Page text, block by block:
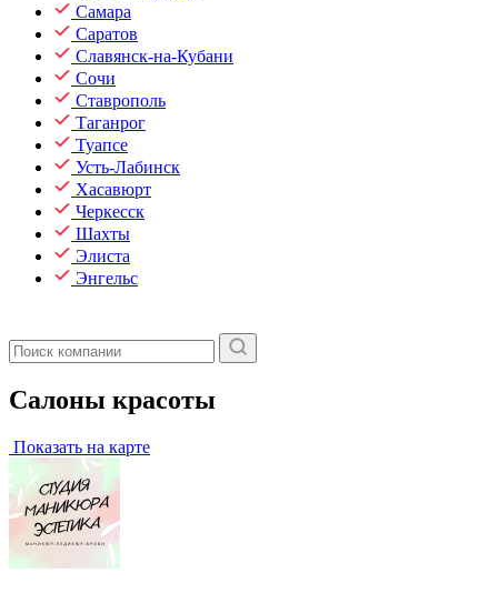
Самара
Саратов
Славянск-на-Кубани
Сочи
Ставрополь
Таганрог
Туапсе
Усть-Лабинск
Хасавюрт
Черкесск
Шахты
Элиста
Энгельс
Салоны красоты
Показать на карте